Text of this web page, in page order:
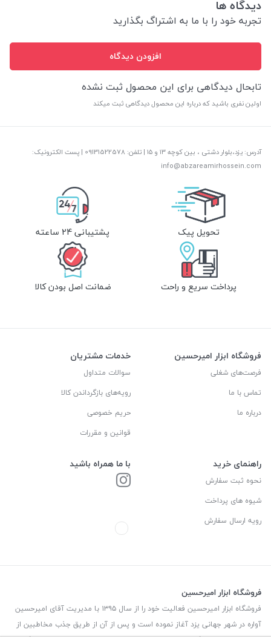
دیدگاه ها
تجربه خود را با ما به اشتراگ بگذارید
افزودن دیدگاه
تابحال دیدگاهی برای این محصول ثبت نشده
اولین نفری باشید که درباره این محصول دیدگاهی ثبت میکند
آدرس: یزد،بلوار دشتی ، بین کوچه ۱۳ و ۱۵ | تلفن: ‎09131522578 | پست الکترونیک:
info@abzareamirhossein.com
تحویل پیک پشتیبانی 24 ساعته
پرداخت سریع و راحت ضمانت اصل بودن کالا
فروشگاه ابزار امیرحسین
فرصت‌های شغلی
تماس با ما
درباره ما
خدمات مشتریان
سوالات متداول
رویه‌های بازگرداندن کالا
حریم خصوصی
قوانین و مقررات
راهنمای خرید
نحوه ثبت سفارش
شیوه های پرداخت
رویه ارسال سفارش
با ما همراه باشید
فروشگاه ابزار امیرحسین
فروشگاه ابزار امیرحسین فعالیت خود را از سال ۱۳۹۵ با مدیریت آقای امیرحسین
آواره در شهر جهانی یزد آغاز نموده است و پس از آن از طریق جذب مخاطبین از